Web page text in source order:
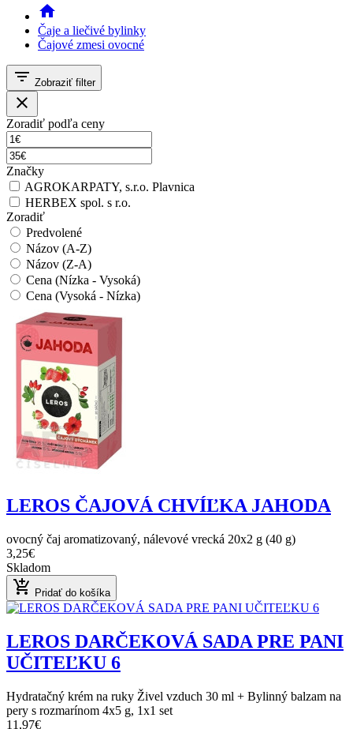
home
Čaje a liečivé bylinky
Čajové zmesi ovocné
filter_list Zobraziť filter
close
Zoradiť podľa ceny
Značky
AGROKARPATY, s.r.o. Plavnica
HERBEX spol. s r.o.
Zoradiť
Predvolené
Názov (A-Z)
Názov (Z-A)
Cena (Nízka - Vysoká)
Cena (Vysoká - Nízka)
LEROS ČAJOVÁ CHVÍĽKA JAHODA
ovocný čaj aromatizovaný, nálevové vrecká 20x2 g (40 g)
3,25€
Skladom
add_shopping_cart Pridať do košíka
LEROS DARČEKOVÁ SADA PRE PANI
UČITEĽKU 6
Hydratačný krém na ruky Živel vzduch 30 ml + Bylinný balzam na
pery s rozmarínom 4x5 g, 1x1 set
11,97€